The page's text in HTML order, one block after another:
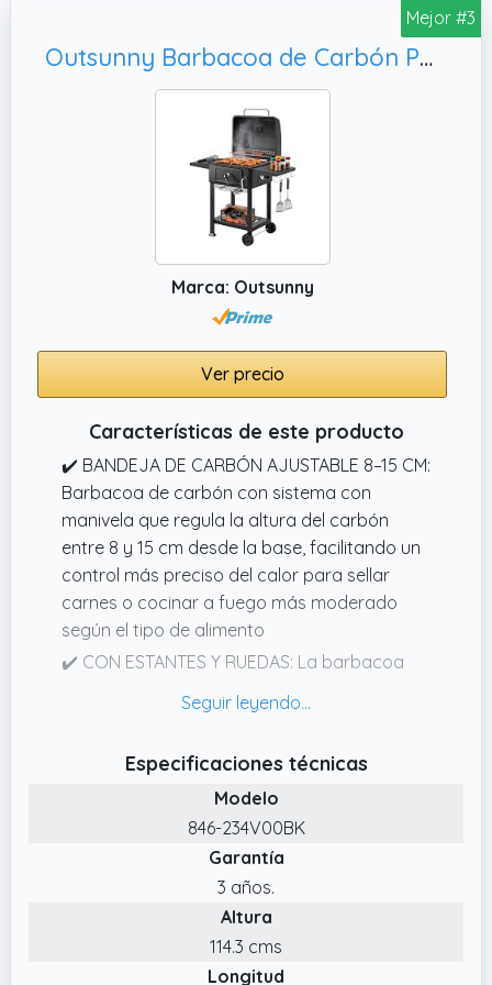
Mejor #3
Outsunny Barbacoa de Carbón Portátil, Negro
Marca: Outsunny
Ver precio
Características de este producto
✔️ BANDEJA DE CARBÓN AJUSTABLE 8–15 CM:
Barbacoa de carbón con sistema con
manivela que regula la altura del carbón
entre 8 y 15 cm desde la base, facilitando un
control más preciso del calor para sellar
carnes o cocinar a fuego más moderado
según el tipo de alimento
✔️ CON ESTANTES Y RUEDAS: La barbacoa
(51,5x33,5 cm),4 ganchos en S y bandeja
plásticas Ø15 cm facilitan el desplazamiento
✔️ ÁREA DE COCCIÓN DE 0,23 m² CON DOBLE
PARRILLA: Esta barbacoa incorpora dos
rejillas cromadas de 43x27 cm y una rejilla de
calentamiento de 54x15 cm. Permite cocinar
varios alimentos a la vez y mantenerlos
calientes sin perder temperatura durante
Especificaciones técnicas
Modelo
846-234V00BK
Garantía
3 años.
Altura
114.3 cms
Longitud